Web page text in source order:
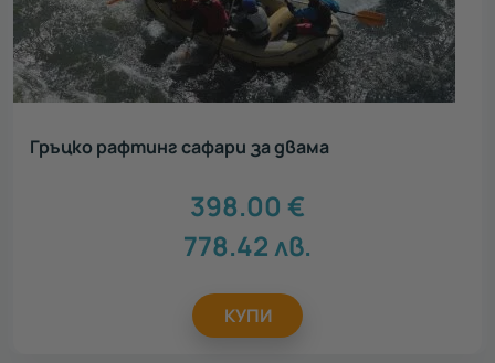
Гръцко рафтинг сафари за двама
398.00 €
778.42лв.
КУПИ